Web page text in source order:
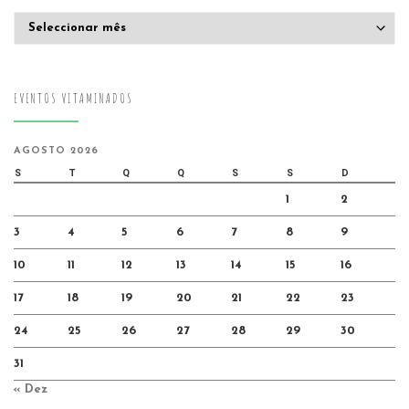
EVENTOS VITAMINADOS
AGOSTO 2026
S T Q Q S S D
1 2
3 4 5 6 7 8 9
10 11 12 13 14 15 16
17 18 19 20 21 22 23
24 25 26 27 28 29 30
31
« Dez